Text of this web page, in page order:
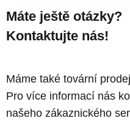
Máte ještě otázky?
Kontaktujte nás!
Máme také tovární
Pro více informací nás
našeho zákaznického